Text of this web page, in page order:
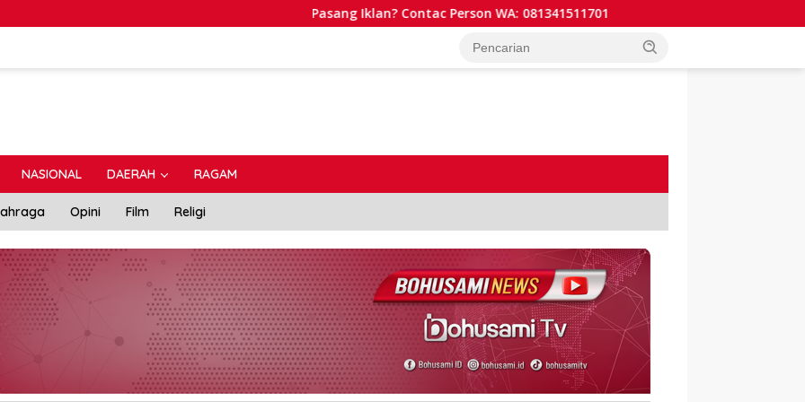
Pasang Iklan? Contac Person WA: 081341511701
NASIONAL DAERAH RAGAM
Opini Film Religi